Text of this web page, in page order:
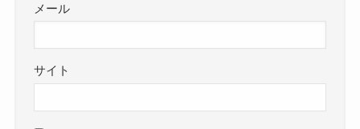
メール
サイト